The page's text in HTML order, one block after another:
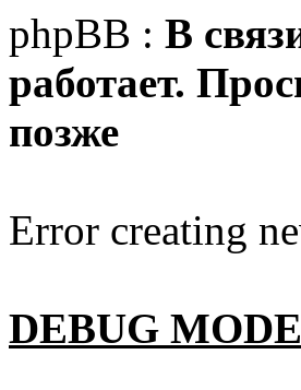
phpBB : В
работает.
позже
Error creating
DEBUG MODE